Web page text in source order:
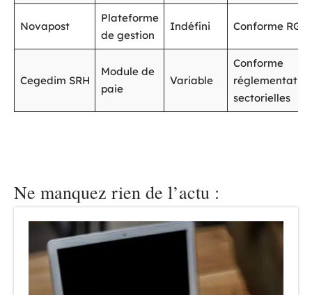
Novapost
Plateforme
de gestion
Indéfini Conforme
Cegedim SRH
Module de
paie
Variable
Conforme
sectorielles
Ne manquez rien de l’actu :